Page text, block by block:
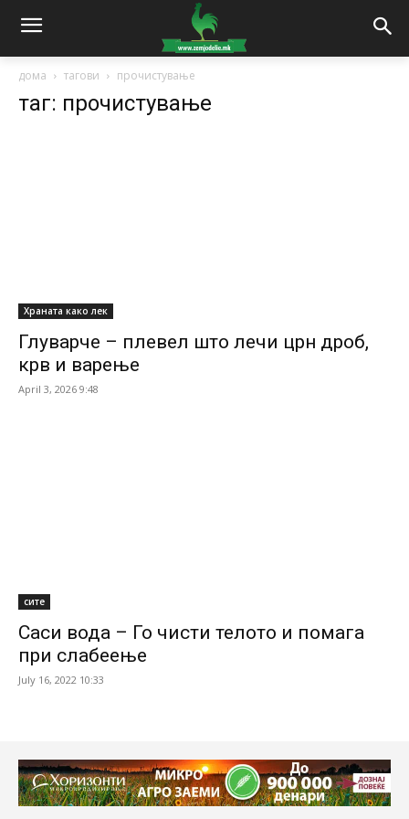
дома тагови прочистување
таг: прочистување
Храната како лек
Глуварче – плевел што лечи црн дроб,
крв и варење
April 3, 2026 9:48
сите
Саси вода – Го чисти телото и помага
при слабеење
July 16, 2022 10:33